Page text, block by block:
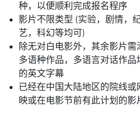
种，以便顺利完成报名程序
影片不限类型 (实验，剧情，
艺，科幻等均可)
除无对白电影外，其余影片
多语种作品，多语言对话作
的英文字幕
已经在中国大陆地区的院线
映或在电影节前有此计划的影